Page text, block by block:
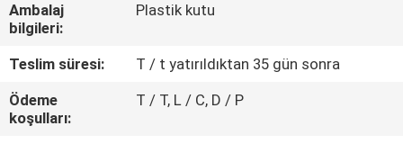
KALITE
KONTROL
BIZE
Ambalaj
bilgileri:
Plastik kutu
Teslim süresi:
T / t yatırıldıktan 35 gün sonra
Ödeme
koşulları:
T / T, L / C, D / P